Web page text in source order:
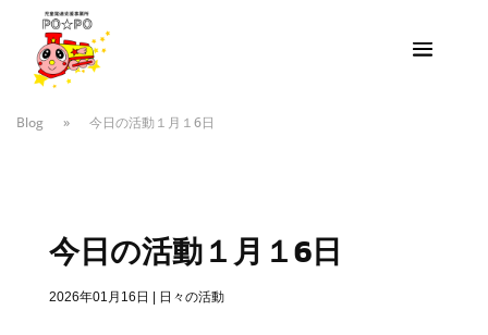
Blog » 今日の活動１月１6日
今日の活動１月１6日
2026年01月16日 日々の活動